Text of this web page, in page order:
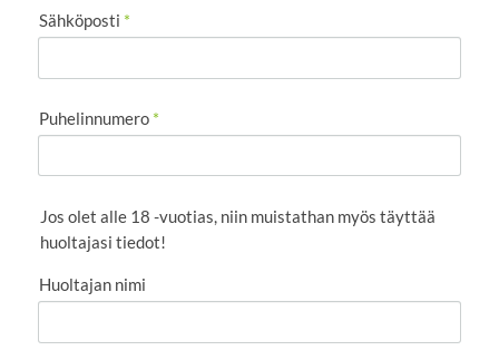
Sähköposti *
Puhelinnumero *
Jos olet alle 18 -vuotias, niin muistathan myös täyttää
huoltajasi tiedot!
Huoltajan nimi